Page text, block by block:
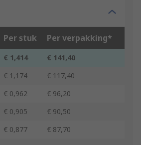
Per stuk Per verpakking*
€ 1,414
€ 141,40
€ 1,174
€ 117,40
€ 0,962
€ 96,20
€ 0,905
€ 90,50
€ 0,877 € 87,70